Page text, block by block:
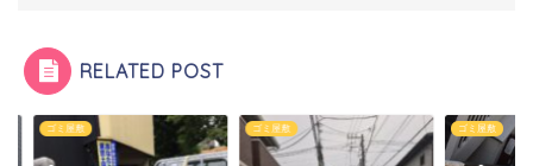
RELATED POST
ゴミ屋敷 ゴミ屋敷